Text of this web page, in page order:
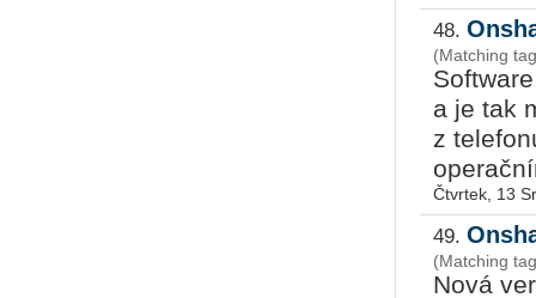
48.
(Matching
a je tak
z
Čtvrtek, 13
49.
(Matching
Nová